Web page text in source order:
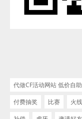
代做CF活动网站 低价自
付费抽奖
比赛 火